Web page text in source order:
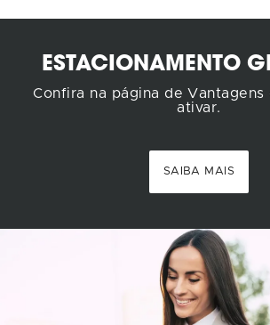
ESTACIONAMENTO
Confira na página de
ativar.
SAIBA MAIS